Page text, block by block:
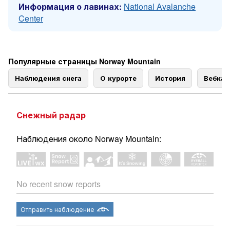
Информация о лавинах: National Avalanche
Center
Популярные страницы Norway Mountain
Наблюдения снега О курорте История
Снежный радар
Наблюдения около Norway Mountain:
No recent snow reports
Отправить наблюдение